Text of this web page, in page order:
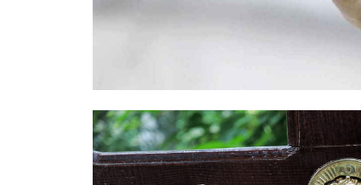
Правоохранители назвали
Москве: был конфликтным